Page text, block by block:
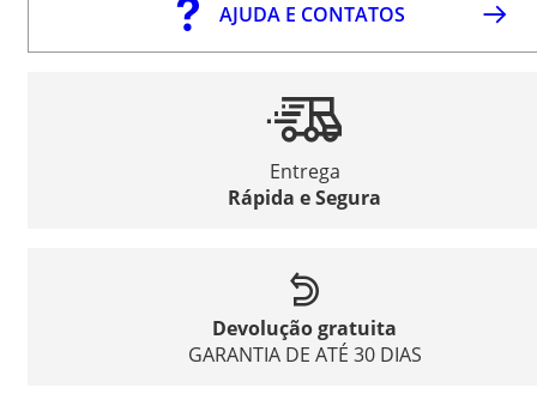
AJUDA E CONTATOS
Entrega
Rápida e Segura
Devolução gratuita
GARANTIA DE ATÉ 30 DIAS